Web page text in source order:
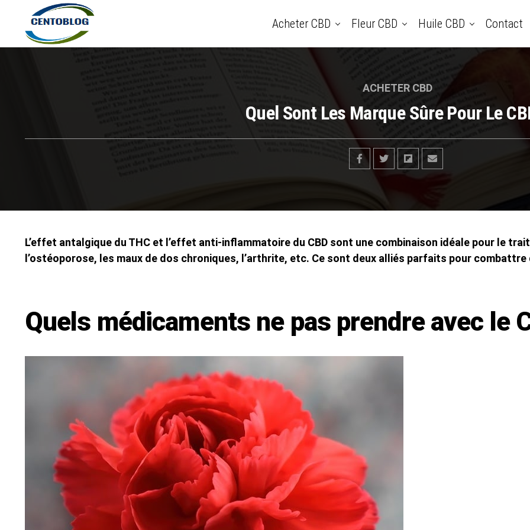
Acheter CBD Fleur CBD Huile CBD Contact
ACHETER CBD
Quel Sont Les Marque Sûre Pour Le
L’effet antalgique du THC et l’effet anti-inflammatoire du CBD sont une combinaison idéale pour le
l’ostéoporose, les maux de dos chroniques, l’arthrite, etc. Ce sont deux alliés parfaits pour combattre
Quels médicaments ne pas prendre avec le